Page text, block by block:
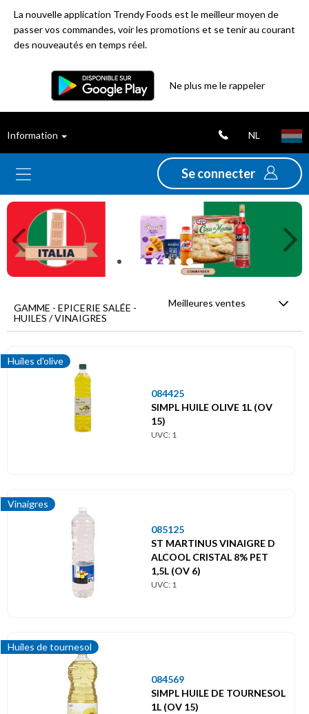
La nouvelle application Trendy Foods est le meilleur moyen de
passer vos commandes, voir les promotions et se tenir au courant
des nouveautés en temps réel.
Ne plus me le rappeler
Information NL
Se connecter
ventes
Nouveautés
Promotions
Déstockage
Menu
principal
Epicerie
salée
Huiles de tournesol
Previous
GAMME - EPICERIE SALÉE -
HUILES / VINAIGRES
Meilleures ventes
Huiles d'olive
084425
SIMPL HUILE OLIVE 1L (OV
15)
UVC: 1
Vinaigres
085125
ST MARTINUS VINAIGRE D
ALCOOL CRISTAL 8% PET
1,5L (OV 6)
UVC: 1
Huiles de tournesol
084569
SIMPL HUILE DE TOURNESOL
1L (OV 15)